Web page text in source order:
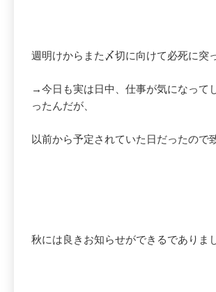
週明けからまた〆切に向けて必死に突
→今日も実は日中、仕事が気になって
ったんだが、
以前から予定されていた日だったので
秋には良きお知らせができるでありま